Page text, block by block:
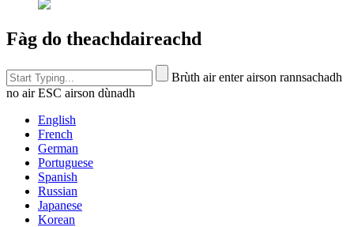
Fàg do theachdaireachd
Brùth air enter airson rannsachadh
no air ESC airson dùnadh
English
French
German
Portuguese
Spanish
Russian
Japanese
Korean